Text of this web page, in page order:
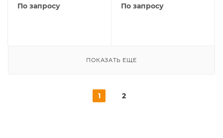
По запросу По запросу
ПОКАЗАТЬ ЕЩЕ
1 2